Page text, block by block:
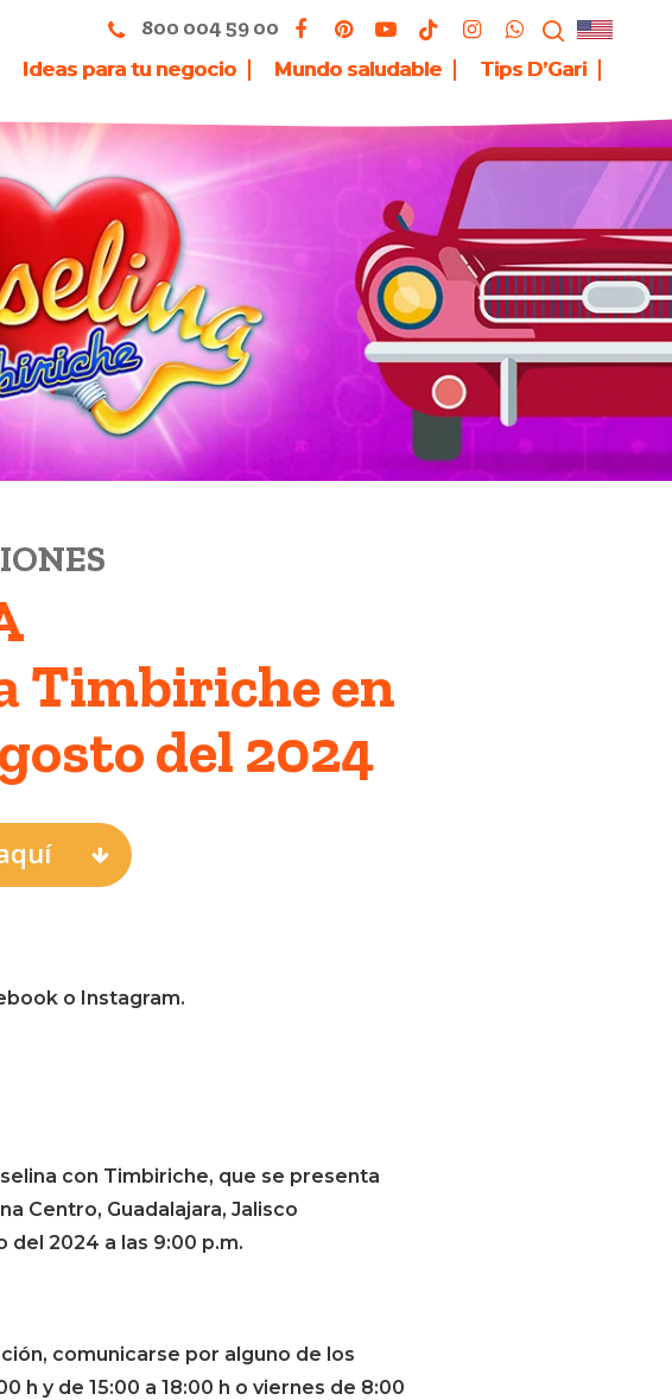
Ideas para tu negocio Mundo saludable Tips D’Gari
800 004 59 00
Timbiriche en
del 2024
o Instagram.
con Timbiriche, que se presenta
Centro, Guadalajara, Jalisco
2024 a las 9:00 p.m.
comunicarse por alguno de los
h y de 15:00 a 18:00 h o viernes de 8:00